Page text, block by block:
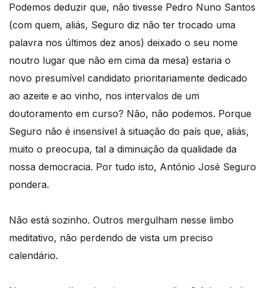
Podemos deduzir que, não tivesse Pedro Nuno Santos
(com quem, aliás, Seguro diz não ter trocado uma
palavra nos últimos dez anos) deixado o seu nome
noutro lugar que não em cima da mesa) estaria o
novo presumível candidato prioritariamente dedicado
ao azeite e ao vinho, nos intervalos de um
doutoramento em curso? Não, não podemos. Porque
Seguro não é insensível à situação do país que, aliás,
muito o preocupa, tal a diminuição da qualidade da
nossa democracia. Por tudo isto, António José Seguro
pondera.
Não está sozinho. Outros mergulham nesse limbo
meditativo, não perdendo de vista um preciso
calendário.